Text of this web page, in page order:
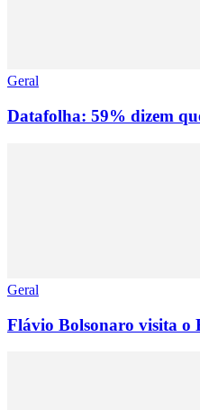
Geral
Datafolha: 59% dizem
Geral
Flávio Bolsonaro visita o